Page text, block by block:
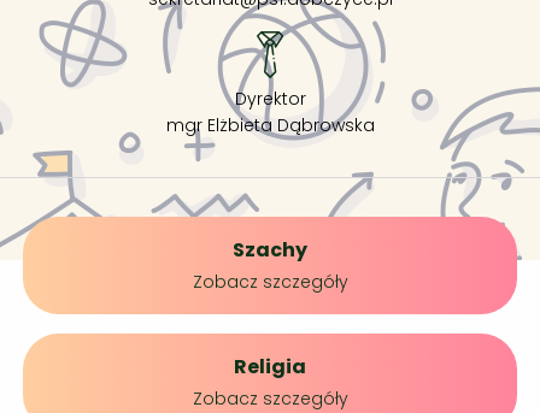
Dyrektor
mgr Elżbieta Dąbrowska
Szachy
Zobacz szczegóły
Religia
Zobacz szczegóły